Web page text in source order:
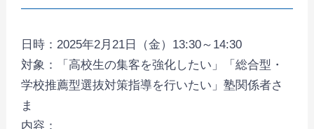
日時：2025年2月21日（金）13:30～14:30
対象：「高校生の集客を強化したい」「総合型・
学校推薦型選抜対策指導を行いたい」塾関係者さ
ま
内容：